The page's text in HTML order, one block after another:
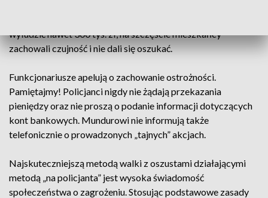
wyłudzić nawet 300 tys. zł, na szczęście mieszkańcy
zachowali czujność i nie dali się oszukać.
Funkcjonariusze apelują o zachowanie ostrożności.
Pamiętajmy! Policjanci nigdy nie żądają przekazania
pieniędzy oraz nie proszą o podanie informacji dotyczących
kont bankowych. Mundurowi nie informują także
telefonicznie o prowadzonych „tajnych” akcjach.
Najskuteczniejszą metodą walki z oszustami działającymi
metodą „na policjanta” jest wysoka świadomość
społeczeństwa o zagrożeniu. Stosując podstawowe zasady